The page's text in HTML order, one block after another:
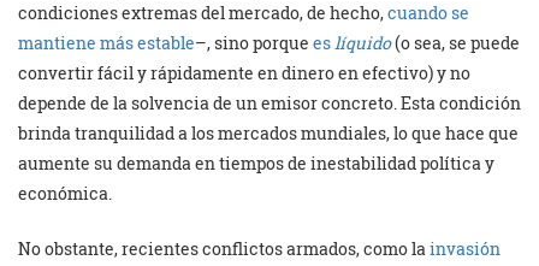
condiciones extremas del mercado, de hecho,cuando se
mantiene más estable–, sino porque eslíquido(o sea, se puede
convertir fácil y rápidamente en dinero en efectivo) y no
depende de la solvencia de un emisor concreto. Esta condición
brinda tranquilidad a los mercados mundiales, lo que hace que
aumente su demanda en tiempos de inestabilidad política y
económica.
No obstante, recientes conflictos armados, como lainvasión